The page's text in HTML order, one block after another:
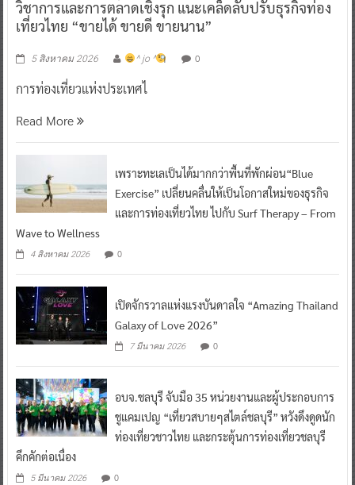
วิชาการและการตลาดเชิงรุก แนะเคล็ดลับปรับธุรกิจท่อง
เที่ยวไทย “ขายได้ ขายดี ขายนาน”
5 สิงหาคม 2026 ^ jo ^ 0
การท่องเที่ยวแห่งประเทศไ
Read More
เพราะทะเลเป็นได้มากกว่าพื้นที่พักผ่อน“Blue
Exercise” เปลี่ยนคลื่นให้เป็นโอกาสใหม่ของธุรกิจ
และการท่องเที่ยวไทย ไปกับ Surf Therapy – From
Wave to Wellness
4 สิงหาคม 2026 0
เปิดจักรวาลแห่งแรงบันดาลใจ “Amazing Thailand
Galaxy of Love 2026”
7 มีนาคม 2026 0
อบจ.ชลบุรี จับมือ 35 หน่วยงานและผู้ประกอบการ
ชูแคมเปญ “เที่ยวสบายๆสไตล์ชลบุรี” หวังดึงดูดนัก
ท่องเที่ยวชาวไทย และกระตุ้นการท่องเที่ยวชลบุรี
คึกคักต่อเนื่อง
5 มีนาคม 2026 0